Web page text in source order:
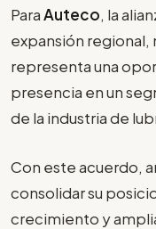
ParaAuteco, la
expansión regional,
representa una
presencia en un
de la industria de
Con este acuerdo,
consolidar su
crecimiento y